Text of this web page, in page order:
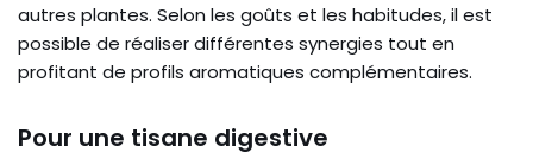
autres plantes. Selon les goûts et les habitudes, il est
possible de réaliser différentes synergies tout en
profitant de profils aromatiques complémentaires.
Pour une tisane digestive